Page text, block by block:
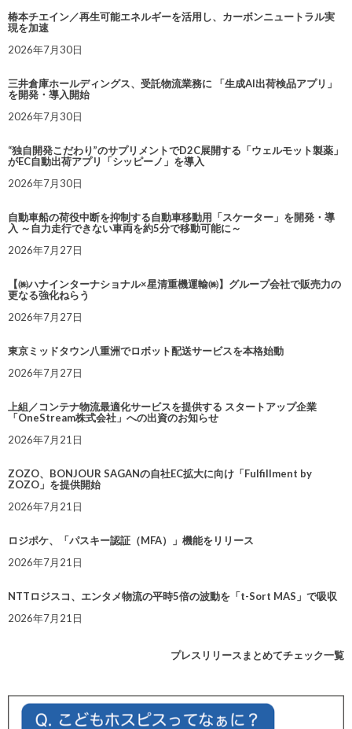
椿本チエイン／再生可能エネルギーを活用し、カーボンニュートラル実
現を加速
2026年7月30日
三井倉庫ホールディングス、受託物流業務に 「生成AI出荷検品アプリ」
を開発・導入開始
2026年7月30日
“独自開発こだわり”のサプリメントでD2C展開する「ウェルモット製薬」
がEC自動出荷アプリ「シッピーノ」を導入
2026年7月30日
自動車船の荷役中断を抑制する自動車移動用「スケーター」を開発・導
入 ～自力走行できない車両を約5分で移動可能に～
2026年7月27日
【㈱ハナインターナショナル×星清重機運輸㈱】グループ会社で販売力の
更なる強化ねらう
2026年7月27日
東京ミッドタウン八重洲でロボット配送サービスを本格始動
2026年7月27日
上組／コンテナ物流最適化サービスを提供する スタートアップ企業
「OneStream株式会社」への出資のお知らせ
2026年7月21日
ZOZO、BONJOUR SAGANの自社EC拡大に向け「Fulfillment by
ZOZO」を提供開始
2026年7月21日
ロジポケ、「パスキー認証（MFA）」機能をリリース
2026年7月21日
NTTロジスコ、エンタメ物流の平時5倍の波動を「t-Sort MAS」で吸収
2026年7月21日
プレスリリースまとめてチェック一覧